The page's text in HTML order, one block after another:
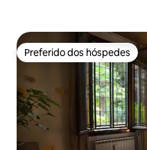
Preferido dos hóspedes
Preferido dos hóspedes